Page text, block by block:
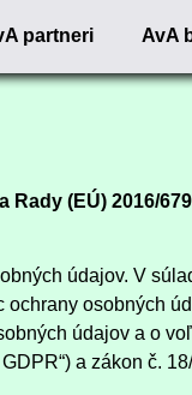
partneri AvA
(EÚ) 2016/
údajov. V
osobných
údajov a o
a zákon č.